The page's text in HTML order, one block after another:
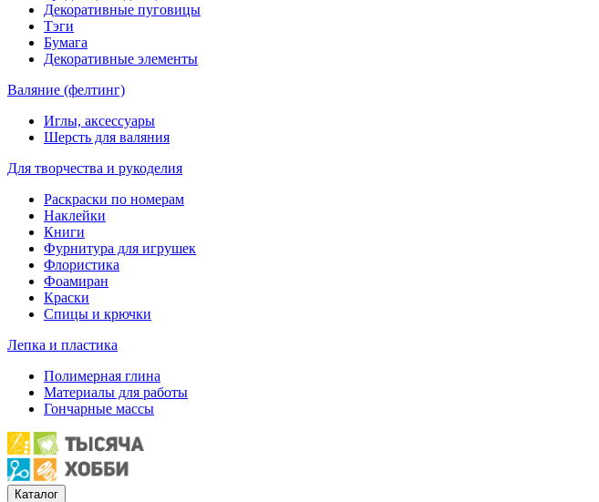
Декоративные пуговицы
Тэги
Бумага
Декоративные элементы
Валяние (фелтинг)
Иглы, аксессуары
Шерсть для валяния
Для творчества и рукоделия
Раскраски по номерам
Наклейки
Книги
Фурнитура для игрушек
Флористика
Фоамиран
Краски
Спицы и крючки
Лепка и пластика
Полимерная глина
Материалы для работы
Гончарные массы
Каталог